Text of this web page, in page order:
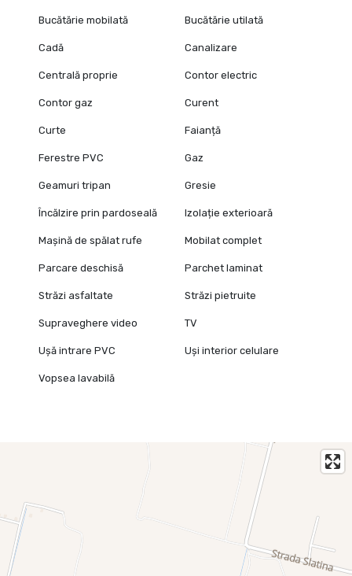
Bucătărie mobilată Bucătărie utilată
Cadă Canalizare
Centrală proprie Contor electric
Contor gaz Curent
Curte Faianță
Ferestre PVC Gaz
Geamuri tripan Gresie
Încălzire prin pardoseală Izolație exterioară
Mașină de spălat rufe Mobilat complet
Parcare deschisă Parchet laminat
Străzi asfaltate Străzi pietruite
Supraveghere video TV
Ușă intrare PVC Uși interior celulare
Vopsea lavabilă